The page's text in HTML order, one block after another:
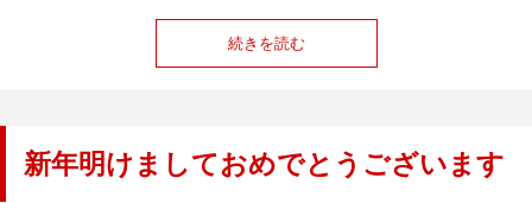
続きを読む
新年明けましておめでとうございます